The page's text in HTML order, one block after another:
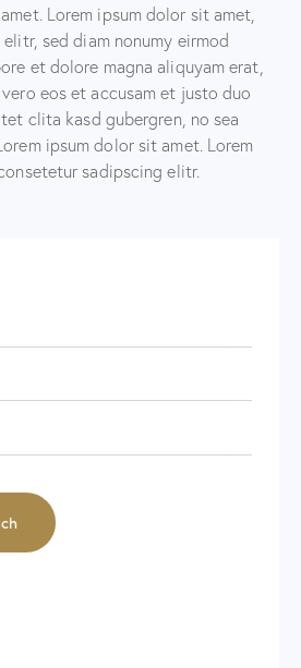
Lorem ipsum dolor sit amet,
sed diam nonumy eirmod
et dolore magna aliquyam erat,
eos et accusam et justo duo
clita kasd gubergren, no sea
ipsum dolor sit amet. Lorem
sadipscing elitr.